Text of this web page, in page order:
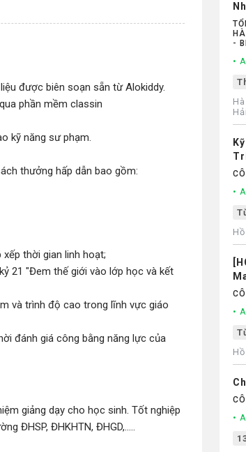
được biên soạn sẵn từ Alokiddy.
phần mềm classin
kỹ năng sư phạm.
thưởng hấp dẫn bao gồm:
thời gian linh hoạt;
21 "Đem thế giới vào lớp học và kết
và trình độ cao trong lĩnh vực giáo
đánh giá công bằng năng lực của
giảng dạy cho học sinh. Tốt nghiệp
ĐHSP, ĐHKHTN, ĐHGD,.....
-